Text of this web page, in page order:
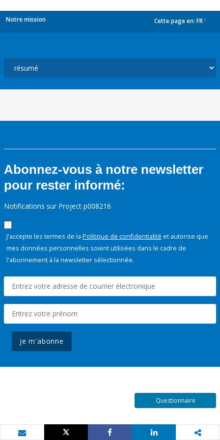
Notre mission Cette page en: FR
Abonnez-vous à notre newsletter
pour rester informé:
Notifications sur Project p008216
J'accepte les termes de la Politique de confidentialité et autorise que
mes données personnelles soient utilisées dans le cadre de
l'abonnement à la newsletter sélectionnée.
Je m'abonne
Questionnaire